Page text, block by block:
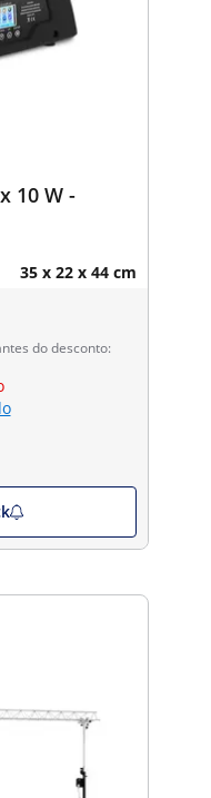
10 W -
35 x 22 x 44 cm
do desconto: